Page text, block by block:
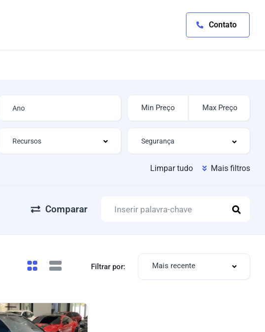
Contato
Recursos
Limpar tudo Mais filtros
Comparar
Filtrar por: Mais recente